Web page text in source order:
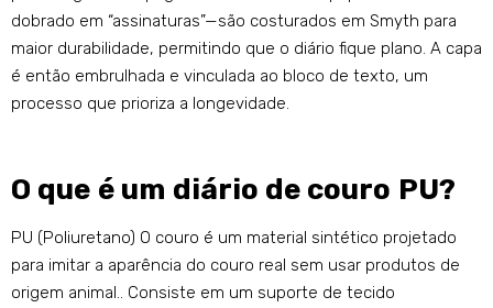
dobrado em “assinaturas”—são costurados em Smyth para
maior durabilidade, permitindo que o diário fique plano. A capa
é então embrulhada e vinculada ao bloco de texto, um
processo que prioriza a longevidade.
O que é um diário de couro PU?
PU (Poliuretano) O couro é um material sintético projetado
para imitar a aparência do couro real sem usar produtos de
origem animal.. Consiste em um suporte de tecido